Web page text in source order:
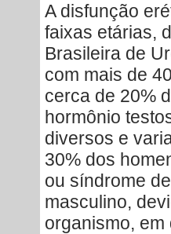
A disfunção
faixas etárias,
Brasileira de
com mais de
cerca de 20%
hormônio
diversos e
30% dos
ou síndrome
masculino,
organismo,